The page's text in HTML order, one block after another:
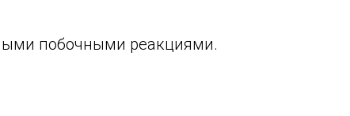
побочными реакциями.